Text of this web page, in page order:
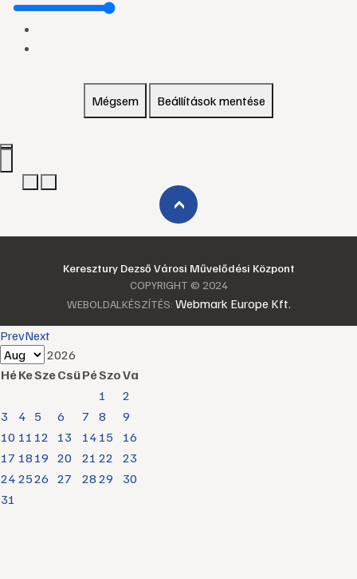
Mégsem Beállítások mentése
›
Keresztury Dezső Városi Művelődési Központ
COPYRIGHT © 2024
WEBOLDALKÉSZÍTÉS: Webmark Europe Kft.
PrevNext
2026
HéKeSzeCsüPéSzoVa
1
2
3
4 5 6 7 8
9
10 11 12 13 14 15
16
17 18 19 20 21 22
23
24 2526 27 28 29
30
31